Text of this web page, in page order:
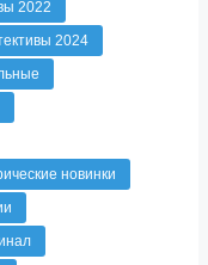
2022
2024
новинки